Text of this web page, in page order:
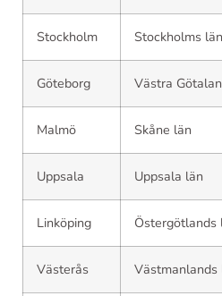
Stockholm Stockholms län
Göteborg Västra
Malmö Skåne län
Uppsala Uppsala län
Linköping Östergötlands
Västerås Västmanlands